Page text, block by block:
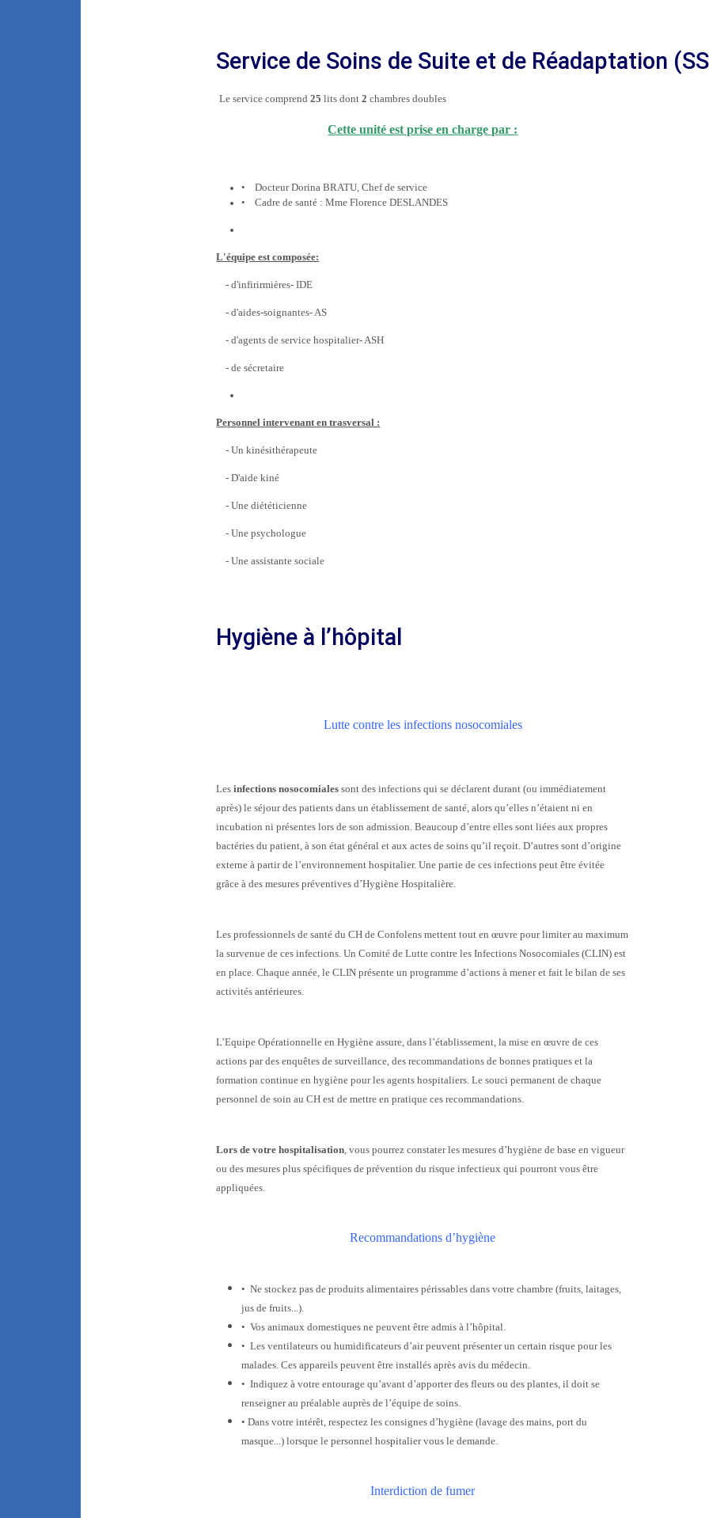
Service de Soins de Suite et de Réadaptation
Le service comprend 25 lits dont 2 chambres doubles
Cette unité est prise en charge par :
• Docteur Dorina BRATU, Chef de service
• Cadre de santé : Mme Florence DESLANDES
L'équipe est composée:
-d'infirirmières- IDE
- d'aides-soignantes- AS
- d'agents de service hospitalier- ASH
- de sécretaire
Personnel intervenant en trasversal :
- Un kinésithérapeute
- D'aide kiné
- Une diététicienne
- Une psychologue
- Une assistante sociale
Hygiène à l’hôpital
Lutte contre les infections nosocomiales
Lesinfections nosocomiales sont des infections qui se déclarent durant (ou immédiatement
après) le séjour des patients dans un établissement de santé, alors qu’elles n’étaient ni en
incubation ni présentes lors de son admission. Beaucoup d’entre elles sont liées aux propres
bactéries du patient, à son état général et aux actes de soins qu’il reçoit. D’autres sont d’origine
externe à partir de l’environnement hospitalier. Une partie de ces infections peut être évitée
grâce à des mesures préventives d’Hygiène Hospitalière.
Les professionnels de santé du CH de Confolens mettent tout en œuvre pour limiter au maximum
la survenue de ces infections. Un Comité de Lutte contre les Infections Nosocomiales (CLIN) est
en place. Chaque année, le CLIN présente un programme d’actions à mener et fait le bilan de ses
activités antérieures.
L’Equipe Opérationnelle en Hygiène assure, dans l’établissement, la mise en œuvre de ces
actions par des enquêtes de surveillance, des recommandations de bonnes pratiques et la
formation continue en hygiène pour les agents hospitaliers. Le souci permanent de chaque
personnel de soin au CH est de mettre en pratique ces recommandations.
Lors de votre hospitalisation, vous pourrez constater les mesures d’hygiène de base en vigueur
ou des mesures plus spécifiques de prévention du risque infectieux qui pourront vous être
appliquées.
Recommandations d’hygiène
• Ne stockez pas de produits alimentaires périssables dans votre chambre (fruits, laitages,
jus de fruits...).
• Vos animaux domestiques ne peuvent être admis à l’hôpital.
• Les ventilateurs ou humidificateurs d’air peuvent présenter un certain risque pour les
malades. Ces appareils peuvent être installés après avis du médecin.
• Indiquez à votre entourage qu’avant d’apporter des fleurs ou des plantes, il doit se
renseigner au préalable auprès de l’équipe de soins.
• Dans votre intérêt, respectez les consignes d’hygiène (lavage des mains, port du
masque...) lorsque le personnel hospitalier vous le demande.
Interdiction de fumer